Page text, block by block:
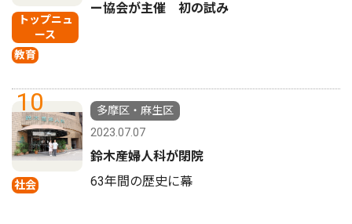
トップニュ
ース
教育
ー協会が主催 初の試み
10
社会
多摩区・麻生区
2023.07.07
鈴木産婦人科が閉院
63年間の歴史に幕